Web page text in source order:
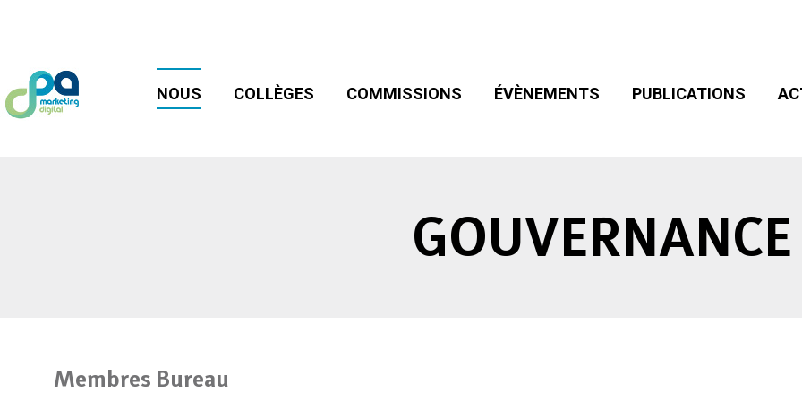
NOUS COLLÈGES COMMISSIONS ÉVÈNEMENTS PUBLICATIONS
GOUVERNANCE
Membres Bureau